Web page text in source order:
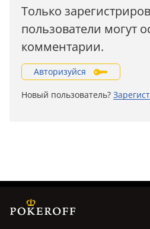
Только
пользователи могут
комментарии.
Авторизуйся
Новый пользователь?